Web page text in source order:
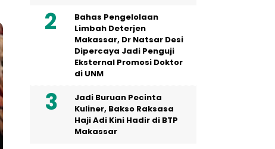
Bahas Pengelolaan
Limbah Deterjen
Makassar, Dr Natsar Desi
Dipercaya Jadi Penguji
Eksternal Promosi Doktor
di UNM
Jadi Buruan Pecinta
Kuliner, Bakso Raksasa
Haji Adi Kini Hadir di BTP
Makassar